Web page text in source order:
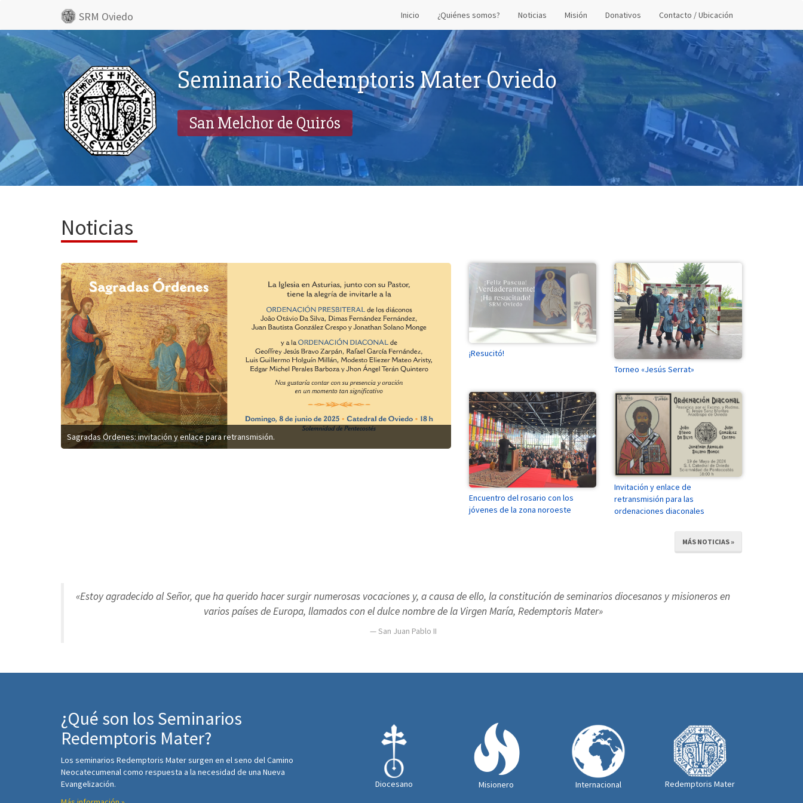
SRM Oviedo Inicio ¿Quiénes somos? Noticias Misión Donativos Contacto / Ubicación
Seminario Redemptoris Mater Oviedo
San Melchor de Quirós
Noticias
Sagradas Órdenes: invitación y enlace para retransmisión.
¡Resucitó!
Torneo «Jesús Serrat»
Encuentro del rosario con los
jóvenes de la zona noroeste
Invitación y enlace de
retransmisión para las
ordenaciones diaconales
MÁS NOTICIAS »
«Estoy agradecido al Señor, que ha querido hacer surgir numerosas vocaciones y, a causa de ello, la constitución de seminarios diocesanos y misioneros en
varios países de Europa, llamados con el dulce nombre de la Virgen María, Redemptoris Mater»
San Juan Pablo II
¿Qué son los Seminarios
Redemptoris Mater?
Los seminarios Redemptoris Mater surgen en el seno del Camino
Neocatecumenal como respuesta a la necesidad de una Nueva
Evangelización.
Diocesano Misionero Internacional Redemptoris Mater